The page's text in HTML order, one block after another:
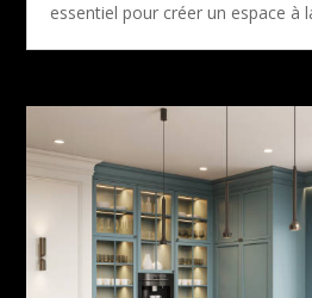
essentiel pour créer un espace à